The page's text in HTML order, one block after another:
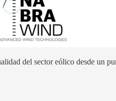
del sector eólico desde un